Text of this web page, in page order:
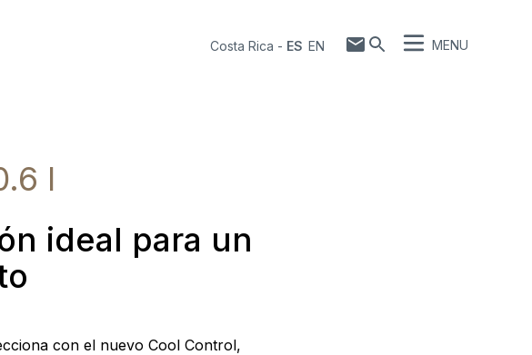
Costa Rica - ES EN MENU
l
ideal para un
con el nuevo Cool Control,